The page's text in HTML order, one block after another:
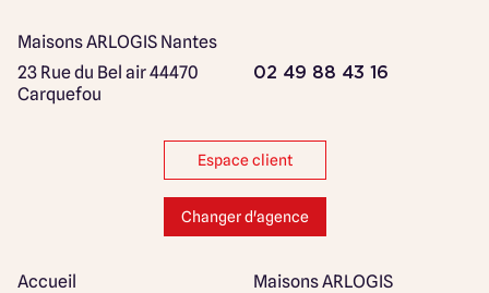
Maisons ARLOGIS Nantes
23 Rue du Bel air44470
Carquefou
02 49 88 43 16
Espace client
Changer d'agence
Accueil
Maisons ARLOGIS